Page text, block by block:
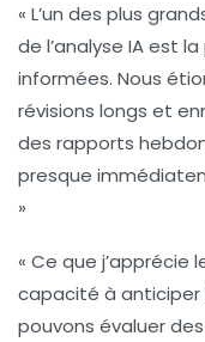
« L’un des plus
de l’analyse IA est
informées. Nous
révisions longs et
des rapports
presque
»
« Ce que j’apprécie
capacité à anticiper
pouvons évaluer